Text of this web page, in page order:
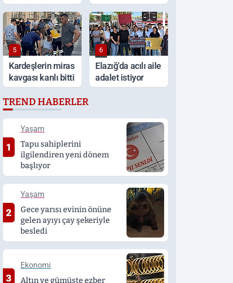
görüntüler
yaşlı kadın
hayatını kaybetti
5
Kardeşlerin miras
kavgası kanlı bitti
6
Elazığ’da acılı aile
adalet istiyor
TREND HABERLER
1
Yaşam
Tapu sahiplerini
ilgilendiren yeni dönem
başlıyor
2
Yaşam
Gece yarısı evinin önüne
gelen ayıyı çay şekeriyle
besledi
3
Ekonomi
Altın ve gümüşte ezber